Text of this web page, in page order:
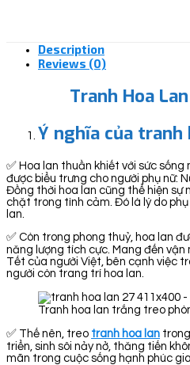
Description
Reviews (0)
Tranh Hoa
Ý nghĩa của tranh
✅ Hoa lan thuần khiết với sức
được biểu trưng cho người phụ nữ:
Đồng thời hoa lan cũng thể hiện sự
chặt trong tình cảm. Đó là lý do
lan.
✅ Còn trong phong thuỷ, hoa lan
năng lượng tích cực. Mang đến
Tết của người Việt, bên cạnh việc
người còn trang trí hoa lan.
Tranh hoa lan trắng treo
✅ Thế nên, treo tranh hoa lan
triển, sinh sôi nảy nở, thăng tiến
mãn trong cuộc sống hạnh phúc gia